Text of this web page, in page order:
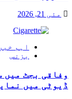
مئی 21, 2026
اہم
بزنس
وفاقی بجٹ میں
ڈیوٹی میں